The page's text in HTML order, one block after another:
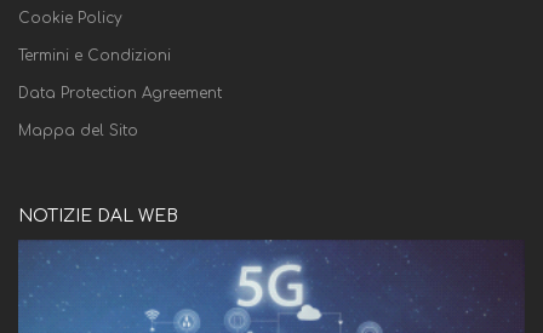
Cookie Policy
Termini e Condizioni
Data Protection Agreement
Mappa del Sito
NOTIZIE DAL WEB